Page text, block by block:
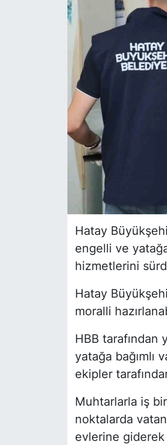
Hatay
engelli ve
hizmetlerini
Hatay
moralli
HBB tarafından
yatağa bağımlı
ekipler
Muhtarlarla iş
noktalarda
evlerine giderek
Siyaset
YEREL HABER
Haberde insan
Tanıtım